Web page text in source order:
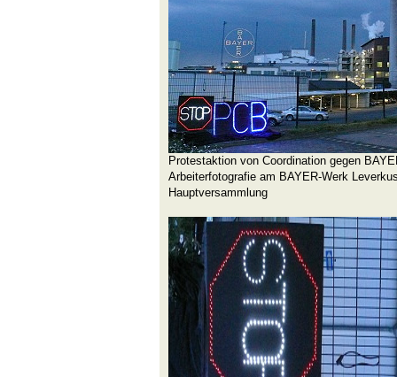
Protestaktion von Coordination gegen
Arbeiterfotografie am BAYER-Werk
Hauptversammlung